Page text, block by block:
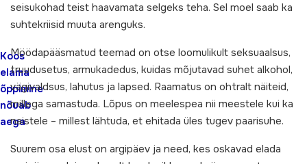
Koos
elama
õppimine
nõuab
aega
seisukohad teist haavamata selgeks teha. Sel moel saab ka
suhtekriisid muuta arenguks.
Möödapääsmatud teemad on otse loomulikult seksuaalsus,
truudusetus, armukadedus, kuidas mõjutavad suhet alkohol,
vägivaldsus, lahutus ja lapsed. Raamatus on ohtralt näiteid,
millega samastuda. Lõpus on meelespea nii meestele kui ka
naistele – millest lähtuda, et ehitada üles tugev paarisuhe.
Suurem osa elust on argipäev ja need, kes oskavad elada